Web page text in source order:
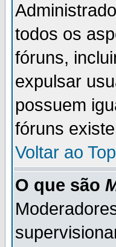
todos os
fóruns,
expulsar
possuem
fóruns
Voltar ao
O que são